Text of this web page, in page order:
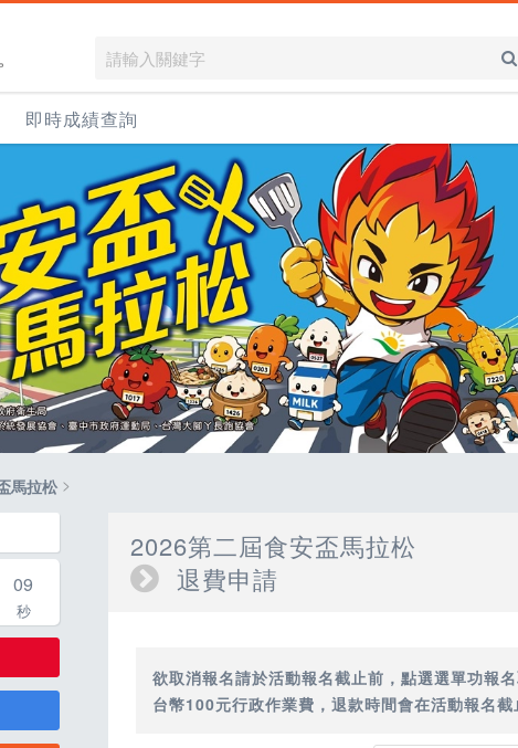
即時成績查詢
馬拉松 >
09
秒
2026第二屆食安盃馬拉松
退費申請
欲取消報名請於活動報名截止前，點選選單功報
台幣100元行政作業費，退款時間會在活動報名